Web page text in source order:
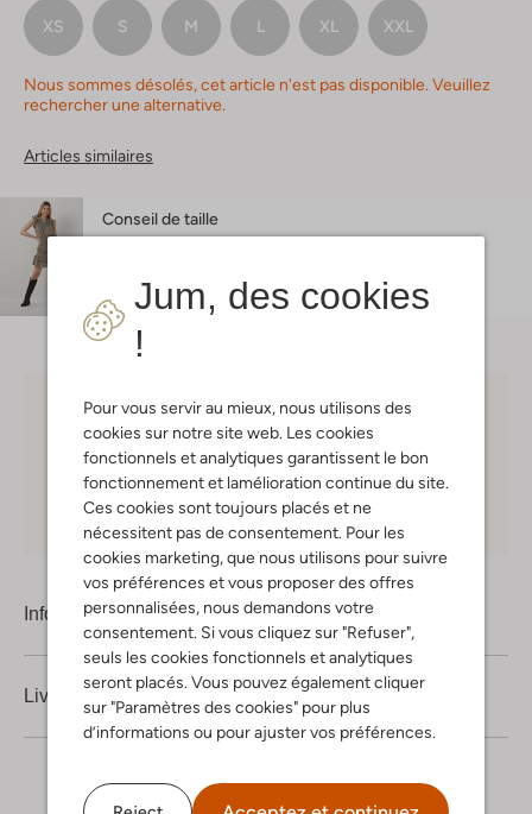
Jum, des cookies
!
Pour vous servir au mieux, nous utilisons des
cookies sur notre site web. Les cookies
fonctionnels et analytiques garantissent le bon
fonctionnement et lamélioration continue du site.
Ces cookies sont toujours placés et ne
nécessitent pas de consentement. Pour les
cookies marketing, que nous utilisons pour suivre
vos préférences et vous proposer des offres
personnalisées, nous demandons votre
consentement. Si vous cliquez sur "Refuser",
seuls les cookies fonctionnels et analytiques
seront placés. Vous pouvez également cliquer
sur "Paramètres des cookies" pour plus
d’informations ou pour ajuster vos préférences.
XS S M L XL XXL
Nous sommes désolés, cet article n'est pas disponible. Veuillez
rechercher une alternative.
Articles similaires
Conseil de taille
Choisissez vous-même votre moment de livraison
30 joursde retours
Shopping en ligne en toute sécurité
Information produit
Livraison & retours